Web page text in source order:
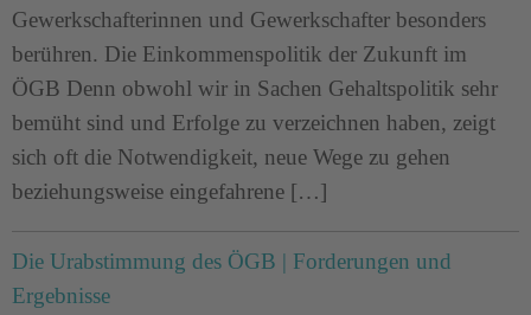
Gewerkschafterinnen und Gewerkschafter besonders
berühren. Die Einkommenspolitik der Zukunft im
ÖGB Denn obwohl wir in Sachen Gehaltspolitik sehr
bemüht sind und Erfolge zu verzeichnen haben, zeigt
sich oft die Notwendigkeit, neue Wege zu gehen
beziehungsweise eingefahrene […]
Die Urabstimmung des ÖGB | Forderungen und
Ergebnisse